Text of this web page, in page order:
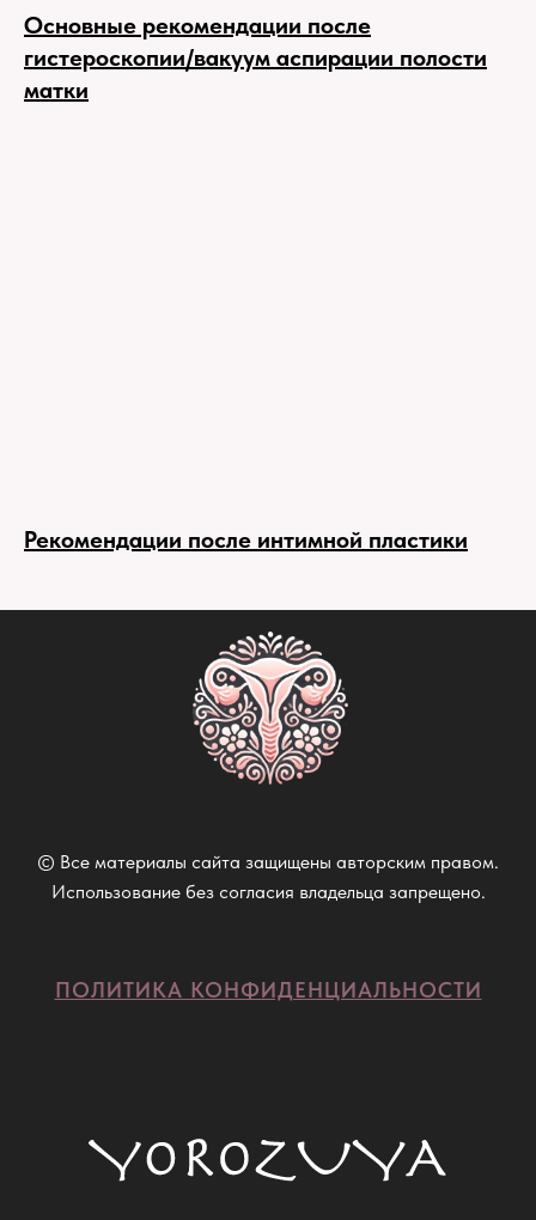
Основные рекомендации после
гистероскопии/вакуум аспирации полости
матки
Рекомендации после интимной пластики
© Все материалы сайта защищены авторским правом.
Использование без согласия владельца запрещено.
ПОЛИТИКА КОНФИДЕНЦИАЛЬНОСТИ